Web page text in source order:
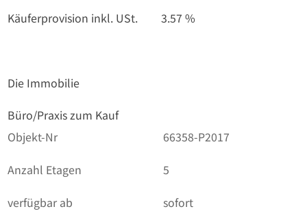
Käuferprovision inkl. USt. 3.57 %
Die Immobilie
Büro/Praxis zum Kauf
Objekt-Nr
66358-P2017
Anzahl Etagen
5
verfügbar ab
sofort